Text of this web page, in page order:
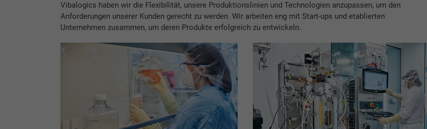
Vibalogics haben wir die Flexibilität, unsere Produktionslinien und Technologien anzupassen, um den
Anforderungen unserer Kunden gerecht zu werden. Wir arbeiten eng mit Start-ups und etablierten
Unternehmen zusammen, um deren Produkte erfolgreich zu entwickeln.